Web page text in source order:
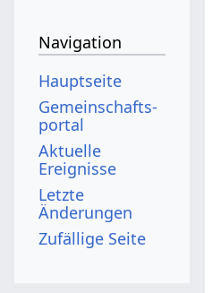
Navigation
Hauptseite
Gemeinschafts­
portal
Aktuelle
Ereignisse
Letzte
Änderungen
Zufällige Seite